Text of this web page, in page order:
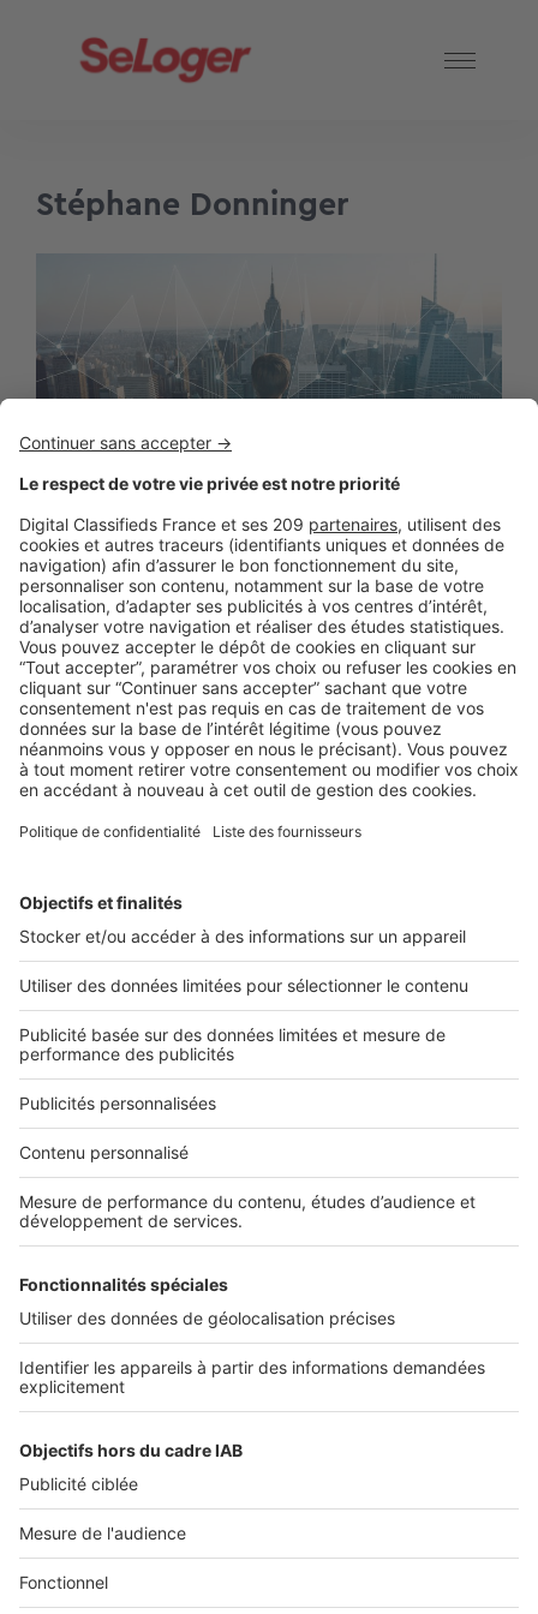
Stéphane Donninger
LE TEST
Benchmark : quelles sont les
techniques marketing des promoteurs
américains ?
En matière d’immobilier, les Etats-Unis ont souvent un coup
d’avance. Et leurs recettes sont souvent bonnes à ...
2 rue des Italiens 75009 Paris
01 53 38 80 00
Nos solutions pro
Actualités pro
Nous contacter
Connexion à My SeLoger Pro
Espace Presse